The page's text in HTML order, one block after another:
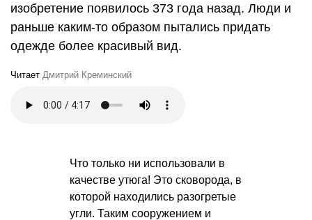
изобретение появилось 373 года назад. Люди и
раньше каким-то образом пытались придать
одежде более красивый вид.
Читает Дмитрий Креминский
Что только ни использовали в
качестве утюга! Это сковорода, в
которой находились разогретые
угли. Таким сооружением и